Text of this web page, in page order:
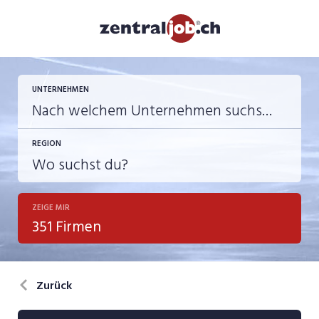
UNTERNEHMEN
REGION
ZEIGE MIR
351 Firmen
Zurück